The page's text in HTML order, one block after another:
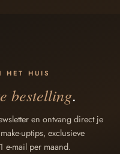
HET HUIS
bestelling.
en ontvang direct je
uptips, exclusieve
e-mail per maand.